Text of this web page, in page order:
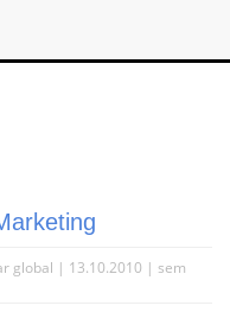
global | 13.10.2010 | sem